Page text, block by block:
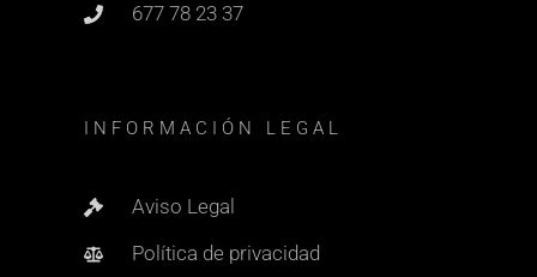
677 78 23 37
INFORMACIÓN LEGAL
Aviso Legal
Política de privacidad